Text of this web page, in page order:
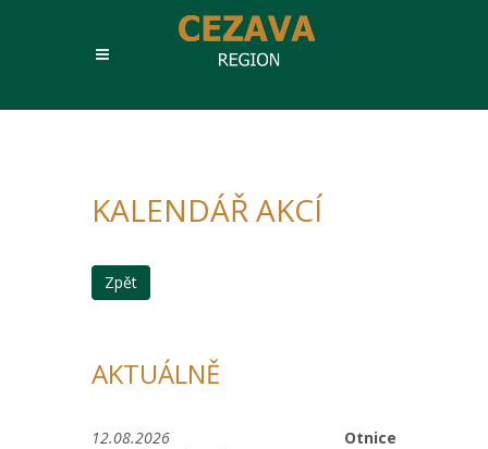
KALENDÁŘ AKCÍ
Zpět
AKTUÁLNĚ
Otnice
12.08.2026